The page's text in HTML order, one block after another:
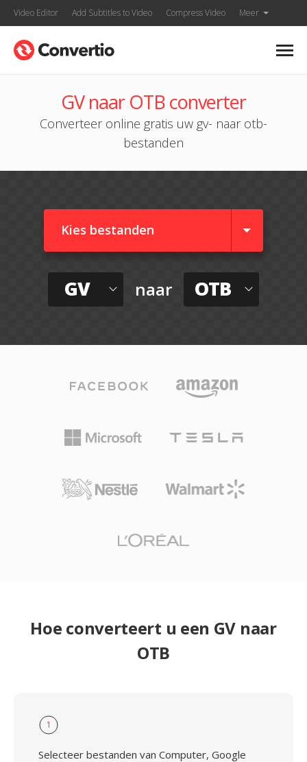
Video Editor Add Subtitles to Video Compress Video Meer
GV naar OTB converter
Converteer online gratis uw gv- naar otb-
bestanden
Kies bestanden
GV naar OTB
Hoe converteert u een GV naar
OTB
1
Selecteer bestanden van Computer, Google